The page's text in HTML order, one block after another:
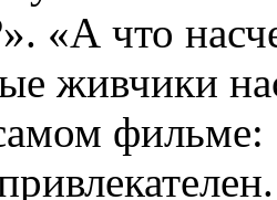
«А что
живчики